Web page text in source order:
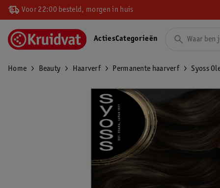
Voor 22:00 besteld, morgen in huis
ActiesCategorieën
Home Beauty Haarverf Permanente haarverf Syoss